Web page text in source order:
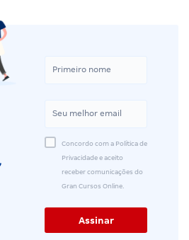
Concordo com a Política de
Privacidade e aceito
receber comunicações do
Gran Cursos Online.